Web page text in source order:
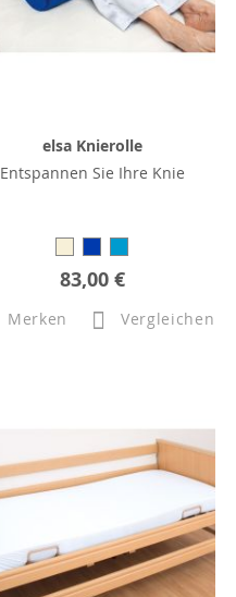
elsa Knierolle
Entspannen Sie Ihre Knie
83,00 €
Merken Vergleichen